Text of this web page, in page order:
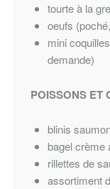
tourte à la
oeufs
mini
demande)
POISSONS ET
blinis
bagel crème
rillettes de
assortiment